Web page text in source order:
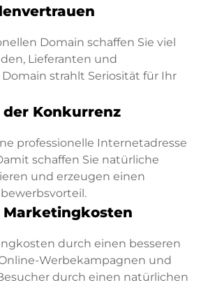
Domain schaffen Sie viel
Lieferanten und
strahlt Seriosität für Ihr
der Konkurrenz
professionelle Internetadresse
schaffen Sie natürliche
und erzeugen einen
Marketingkosten
durch einen besseren
Werbekampagnen und
durch einen natürlichen